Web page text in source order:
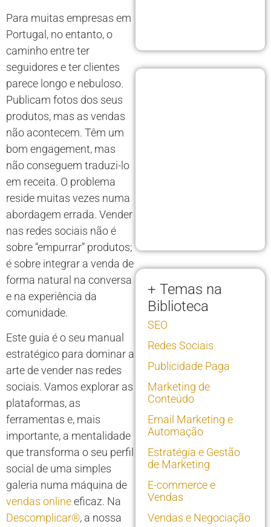
Para muitas empresas em
Portugal, no entanto, o
caminho entre ter
seguidores e ter clientes
parece longo e nebuloso.
Publicam fotos dos seus
produtos, mas as vendas
não acontecem. Têm um
bom engagement, mas
não conseguem traduzi-lo
em receita. O problema
reside muitas vezes numa
abordagem errada. Vender
nas redes sociais não é
sobre “empurrar” produtos;
é sobre integrar a venda de
forma natural na conversa
e na experiência da
comunidade.
Este guia é o seu manual
estratégico para dominar a
arte de vender nas redes
sociais. Vamos explorar as
plataformas, as
ferramentas e, mais
importante, a mentalidade
que transforma o seu perfil
social de uma simples
galeria numa máquina de
vendas onlineeficaz. Na
Descomplicar®, a nossa
+ Temas na
Biblioteca
SEO
Redes Sociais
Publicidade Paga
Marketing de
Conteúdo
Email Marketing e
Automação
Estratégia e Gestão
de Marketing
E-commerce e
Vendas
Vendas e Negociação